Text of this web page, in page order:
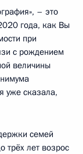
– это
года, как Вы
при
с рождением
величины
уже сказала,
семей
трёх лет возрос